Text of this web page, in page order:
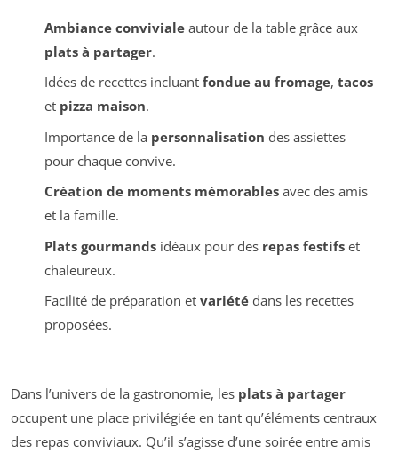
Ambiance convivialeautour de la table grâce aux
plats à partager.
Idées de recettes incluant fondue au fromage, tacos
et pizza maison.
Importance de la personnalisation des assiettes
pour chaque convive.
Création de moments mémorablesavec des amis
et la famille.
Plats gourmandsidéaux pour des repas festifset
chaleureux.
Facilité de préparation et variétédans les recettes
proposées.
Dans l’univers de la gastronomie, les plats à partager
occupent une place privilégiée en tant qu’éléments centraux
des repas conviviaux. Qu’il s’agisse d’une soirée entre amis